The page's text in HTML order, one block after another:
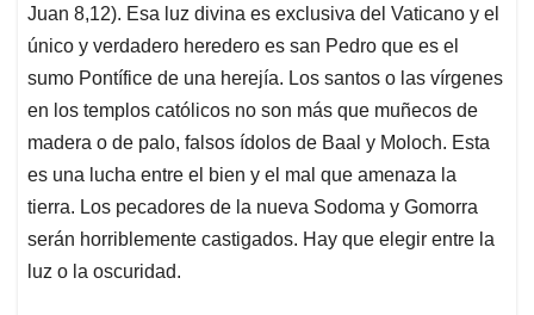
Juan 8,12). Esa luz divina es exclusiva del Vaticano y el
único y verdadero heredero es san Pedro que es el
sumo Pontífice de una herejía. Los santos o las vírgenes
en los templos católicos no son más que muñecos de
madera o de palo, falsos ídolos de Baal y Moloch. Esta
es una lucha entre el bien y el mal que amenaza la
tierra. Los pecadores de la nueva Sodoma y Gomorra
serán horriblemente castigados. Hay que elegir entre la
luz o la oscuridad.